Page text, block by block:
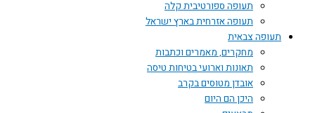
תעופה ספורטיבית קלה
תעופה אזרחית בארץ ישראל
תעופה צבאית
מחקרים, מאמרים וכתבות
תאונות וארועי בטיחות טיסה
אובדן מטוסים בקרב
היכן הם היום